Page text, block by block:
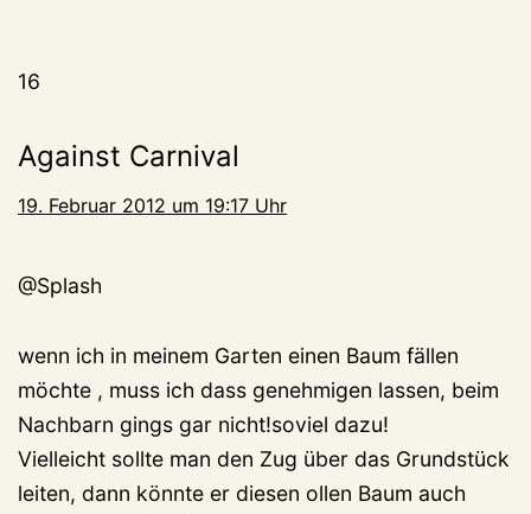
16
Against Carnival
19. Februar 2012 um 19:17 Uhr
@Splash
wenn ich in meinem Garten einen Baum fällen
möchte , muss ich dass genehmigen lassen, beim
Nachbarn gings gar nicht!soviel dazu!
Vielleicht sollte man den Zug über das Grundstück
leiten, dann könnte er diesen ollen Baum auch